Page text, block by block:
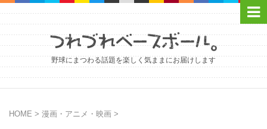
野球にまつわる話題を楽しく気ままにお届けします
HOME > 漫画・アニメ・映画 >